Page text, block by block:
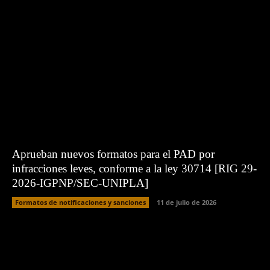
Aprueban nuevos formatos para el PAD por
infracciones leves, conforme a la ley 30714 [RIG 29-
2026-IGPNP/SEC-UNIPLA]
Formatos de notificaciones y sanciones 11 de julio de 2026